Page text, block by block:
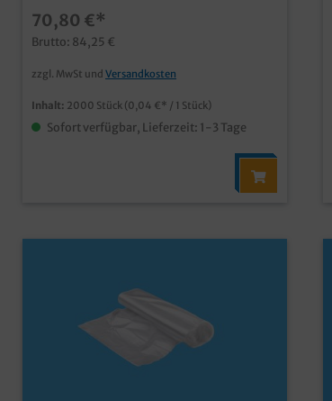
im Facility Managementgünstiger
Großverbraucherkarton
70,80 €*
Brutto: 84,25 €
zzgl. MwSt und Versandkosten
Inhalt: 2000 Stück (0,04 €* / 1 Stück)
Sofort verfügbar, Lieferzeit: 1-3 Tage